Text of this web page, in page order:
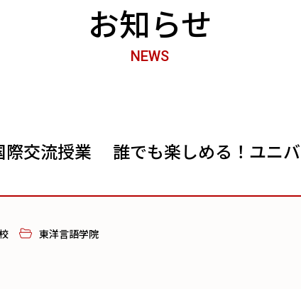
お知らせ
NEWS
際交流授業 誰でも楽しめる！ユニ
東洋言語学院